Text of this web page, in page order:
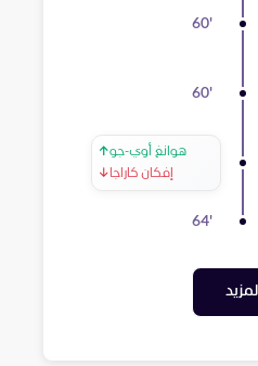
60'
60'
↑هوانغ أوي-جو
↓ إفكان كاراجا
64'
المزيد